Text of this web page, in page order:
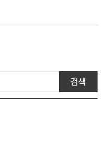
검색